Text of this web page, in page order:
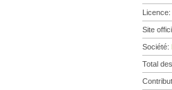
Licence:
Site
Société:
Total